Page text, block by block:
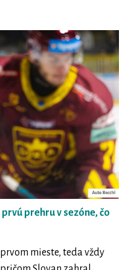
prehru v sezóne, čo
mieste, teda vždy